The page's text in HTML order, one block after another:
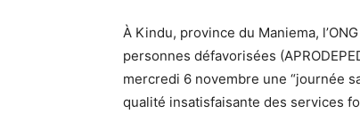
À Kindu, province du Maniema,
personnes défavorisées
mercredi 6 novembre une “journée
qualité insatisfaisante des services